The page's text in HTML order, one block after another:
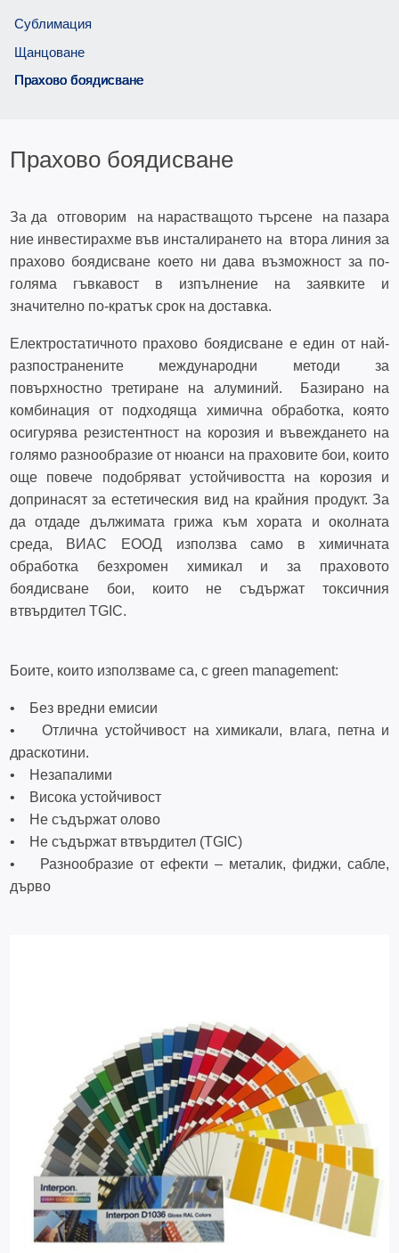
Сублимация
Щанцоване
Прахово боядисване
Прахово боядисване
За да отговорим на нарастващото търсене на пазара
ние инвестирахме във инсталирането на втора линия за
прахово боядисване което ни дава възможност за по-
голяма гъвкавост в изпълнение на заявките и
значително по-кратък срок на доставка.
Електростатичното прахово боядисване е един от най-
разпостранените международни методи за
повърхностно третиране на алуминий. Базирано на
комбинация от подходяща химична обработка, която
осигурява резистентност на корозия и въвеждането на
голямо разнообразие от нюанси на праховите бои, които
още повече подобряват устойчивостта на корозия и
допринасят за естетическия вид на крайния продукт. За
да отдаде дължимата грижа към хората и околната
среда, ВИАС ЕООД използва само в химичната
обработка безхромен химикал и за праховото
боядисване бои, които не съдържат токсичния
втвърдител TGIC.
Боите, които използваме са, с green management:
• Без вредни емисии
• Отлична устойчивост на химикали, влага, петна и
драскотини.
• Незапалими
• Висока устойчивост
• Не съдържат олово
• Не съдържат втвърдител (TGIC)
• Разнообразие от ефекти – металик, фиджи, сабле,
дърво